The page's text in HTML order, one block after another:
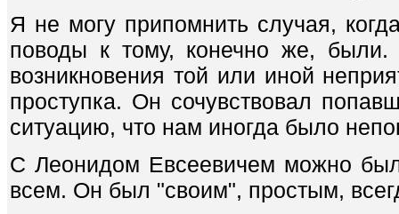
Я не могу припомнить случая,
поводы к тому, конечно же, были.
возникновения той или иной
проступка. Он сочувствовал
ситуацию, что нам иногда было
С Леонидом Евсеевичем можно
всем. Он был "своим", простым,